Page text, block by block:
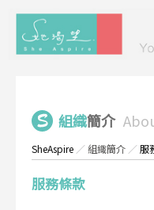
組織簡介
SheAspire ／組織簡介 ／服
服務條款